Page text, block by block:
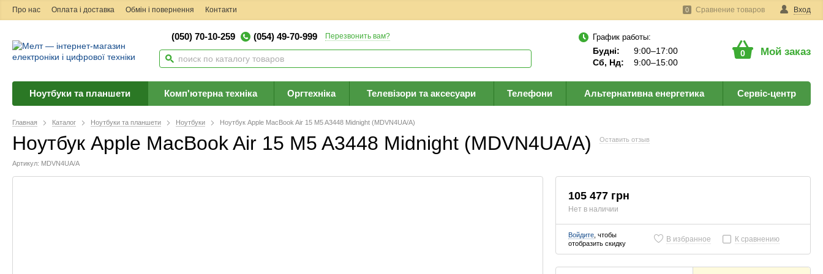
Про нас Оплата і доставка Обмін і повернення Контакти Вход
0 Сравнение товаров
(050) 70-10-259 (054) 49-70-999 Перезвонить вам? График работы:
Будні:
9:00–17:00
Сб, Нд:
9:00–15:00
0 Мой заказ
Ноутбуки та планшети Комп'ютерна техніка Оргтехніка Телевізори та аксесуари Телефони Альтернативна енергетика Сервіс-центр
Главная Каталог Ноутбуки та планшети Ноутбуки Ноутбук Apple MacBook Air 15 M5 A3448 Midnight (MDVN4UA/A)
Ноутбук Apple MacBook Air 15 M5 A3448 Midnight (MDVN4UA/A) Оставить отзыв
Артикул: MDVN4UA/A
105 477 грн
Нет в наличии
Войдите, чтобы
отобразить скидку
В избранное К сравнению